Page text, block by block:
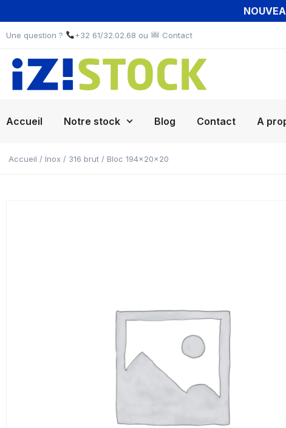
Une question ? +32 61/32.02.68 ou Contact
Accueil Notre stock Blog Contact A
Accueil / Inox / 316 brut / Bloc 194x20x20